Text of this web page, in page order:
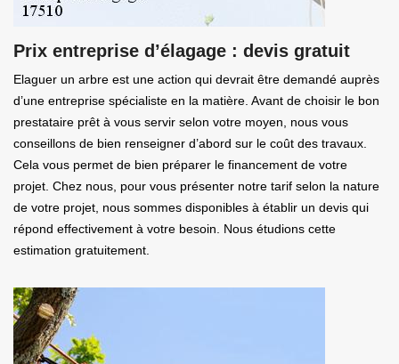
Prix entreprise d’élagage : devis gratuit
Elaguer un arbre est une action qui devrait être demandé auprès
d’une entreprise spécialiste en la matière. Avant de choisir le bon
prestataire prêt à vous servir selon votre moyen, nous vous
conseillons de bien renseigner d’abord sur le coût des travaux.
Cela vous permet de bien préparer le financement de votre
projet. Chez nous, pour vous présenter notre tarif selon la nature
de votre projet, nous sommes disponibles à établir un devis qui
répond effectivement à votre besoin. Nous étudions cette
estimation gratuitement.